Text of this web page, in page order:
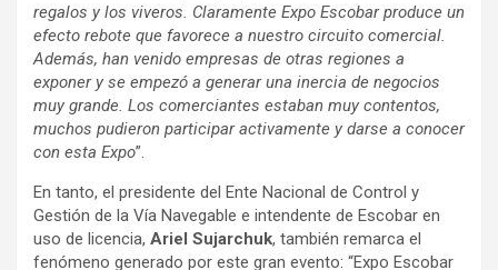
regalos y los viveros. Claramente Expo Escobar produce un
efecto rebote que favorece a nuestro circuito comercial.
Además, han venido empresas de otras regiones a
exponer y se empezó a generar una inercia de negocios
muy grande. Los comerciantes estaban muy contentos,
muchos pudieron participar activamente y darse a conocer
con esta Expo”.
En tanto, el presidente del Ente Nacional de Control y
Gestión de la Vía Navegable e intendente de Escobar en
uso de licencia, Ariel Sujarchuk, también remarca el
fenómeno generado por este gran evento: “Expo Escobar